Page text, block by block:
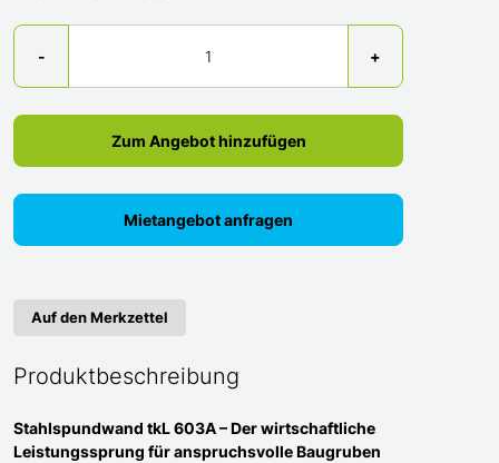
-
Menge
+
Zum Angebot hinzufügen
Mietangebot anfragen
Auf den Merkzettel
Produktbeschreibung
Stahlspundwand tkL 603A – Der wirtschaftliche
Leistungssprung für anspruchsvolle Baugruben